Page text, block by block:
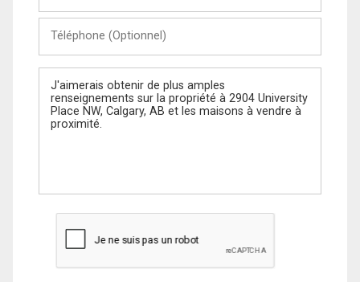
(Optionnel)
Message